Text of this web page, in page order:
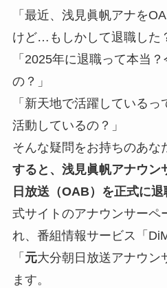
「最近、浅見眞帆アナを
けど…もしかして退職した
「2025年に退職って本当
の？」
「新天地で活躍している
活動しているの？」
そんな疑問をお持ちのあな
すると、浅見眞帆アナウン
日放送（OAB）を正式に退
式サイトのアナウンサーペ
れ、番組情報サービス「
「 元大分朝日放送アナウン
ます。